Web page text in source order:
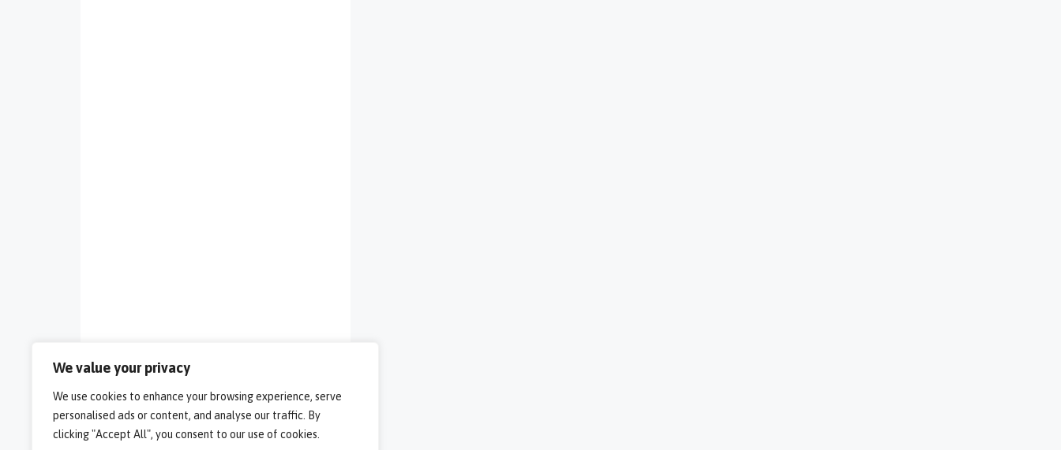
We value your privacy
We use cookies to enhance your browsing experience, serve
personalised ads or content, and analyse our traffic. By
clicking "Accept All", you consent to our use of cookies.